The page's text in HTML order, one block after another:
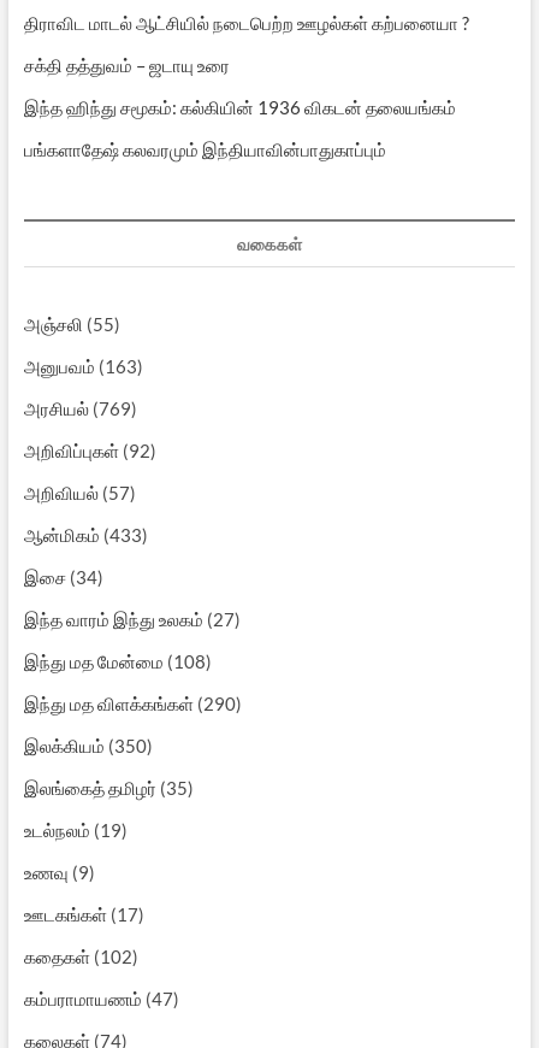
திராவிட மாடல் ஆட்சியில் நடைபெற்ற ஊழல்கள் கற்பனையா ?
சக்தி தத்துவம் – ஜடாயு உரை
இந்த ஹிந்து சமூகம்: கல்கியின் 1936 விகடன் தலையங்கம்
பங்களாதேஷ் கலவரமும் இந்தியாவின்பாதுகாப்பும்
வகைகள்
அஞ்சலி (55)
அனுபவம் (163)
அரசியல்(769)
அறிவிப்புகள்(92)
அறிவியல்(57)
ஆன்மிகம் (433)
இசை(34)
இந்த வாரம் இந்து உலகம் (27)
இந்து மத மேன்மை (108)
இந்து மத விளக்கங்கள்(290)
இலக்கியம் (350)
இலங்கைத் தமிழர் (35)
உடல்நலம் (19)
உணவு (9)
ஊடகங்கள்(17)
கதைகள்(102)
கம்பராமாயணம் (47)
கலைகள்(74)